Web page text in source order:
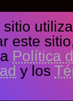
sitio
este
Política
y los